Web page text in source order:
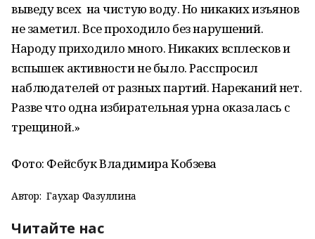
выведу всех на чистую воду. Но никаких изъянов
не заметил. Все проходило без нарушений.
Народу приходило много. Никаких всплесков и
вспышек активности не было. Расспросил
наблюдателей от разных партий. Нареканий нет.
Разве что одна избирательная урна оказалась с
трещиной.»
Фото: Фейсбук Владимира Кобзева
Автор: Гаухар Фазуллина
Читайте нас